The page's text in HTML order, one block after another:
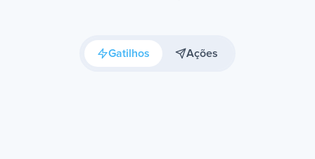
Gatilhos Ações